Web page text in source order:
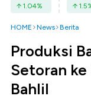
1.04% 1.5
HOME News Berita
Produksi
Setoran ke
Bahlil